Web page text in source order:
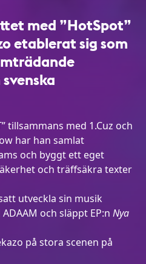
med ”HotSpot”
etablerat sig som
tillsammans med 1.Cuz och
har han samlat
och byggt ett eget
och träffsäkra texter
utveckla sin musik
och släppt EP:n Nya
på stora scenen på